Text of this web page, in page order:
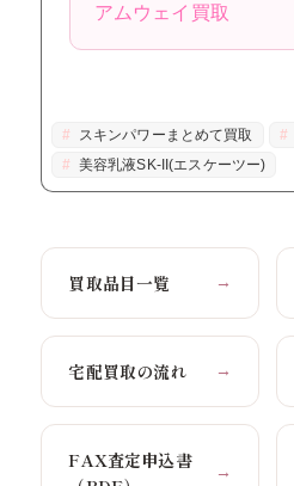
アムウェイ買取
スキンパワーまとめて買取
美容乳液SK-II(エスケーツー)
買取品目一覧 →
宅配買取の流れ →
FAX査定申込書
→